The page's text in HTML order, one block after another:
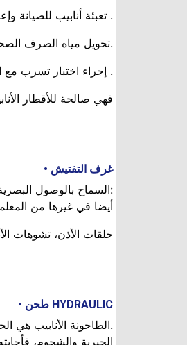
. تعبئة أنابيب للصيانة
.تحويل مياه الصرف
. إجراء اختبار تسرب مع
فهي صالحة للأقطار الأنابيب مختلفة من 80 مم إلى 1800
غرف التفتيش •
:السماح بالوصول
أيضا في غيرها من
حلقات الأذن، تشوهات
HYDRAULIC طحن •
.الطاحونة الأنابيب هي
الجيرية والشحوم،